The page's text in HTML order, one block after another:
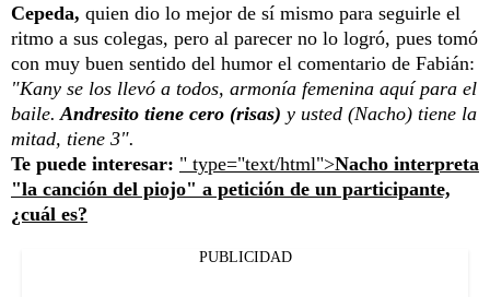
Cepeda, quien dio lo mejor de sí mismo para seguirle el
ritmo a sus colegas, pero al parecer no lo logró, pues tomó
con muy buen sentido del humor el comentario de Fabián:
"Kany se los llevó a todos, armonía femenina aquí para el
baile. Andresito tiene cero (risas) y usted (Nacho) tiene la
mitad, tiene 3".
Te puede interesar: " type="text/html">Nacho interpreta
"la canción del piojo" a petición de un participante,
¿cuál es?
PUBLICIDAD